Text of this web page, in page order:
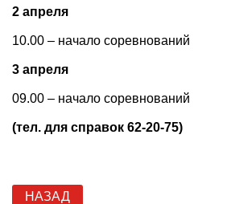
2 апреля
10.00 – начало соревнований
3 апреля
09.00 – начало соревнований
(тел. для справок 62-20-75)
НАЗАД